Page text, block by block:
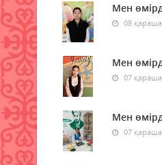
Ғалымдар
әткеншек»
ескертті
08 тамыз 2026 ж.
Аптап ыстық,
08 тамыз 2026 ж.
Мен
08
Мен
07
Мен
07